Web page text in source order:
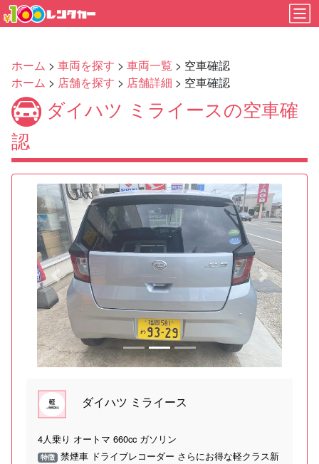
ホーム > 車両を探す > 車両一覧 > 空車確認
ホーム > 店舗を探す > 店舗詳細 > 空車確認
ダイハツ ミライースの空車確
認
Previous Next
ダイハツ ミライース
4人乗り オートマ 660cc ガソリン
特徴 禁煙車 ドライブレコーダー さらにお得な軽クラス新